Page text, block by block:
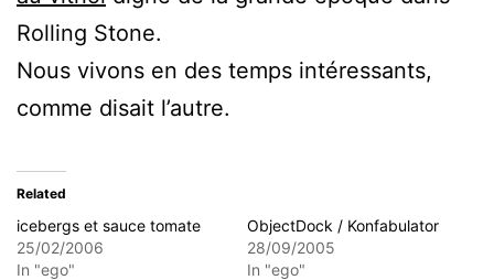
Rolling Stone.
Nous vivons en des temps intéressants,
comme disait l’autre.
Related
icebergs et sauce tomate
25/02/2006
In "ego"
ObjectDock / Konfabulator
28/09/2005
In "ego"